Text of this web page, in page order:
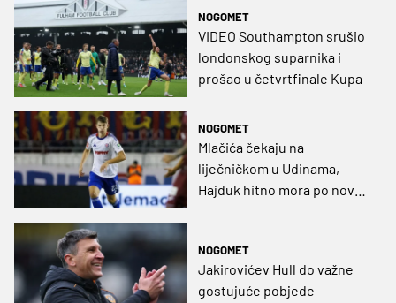
NOGOMET
VIDEO Southampton srušio
londonskog suparnika i
prošao u četvrtfinale Kupa
NOGOMET
Mlačića čekaju na
liječničkom u Udinama,
Hajduk hitno mora po novog
NOGOMET
Jakirovićev Hull do važne
gostujuće pobjede